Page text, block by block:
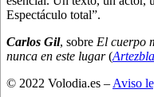
Espectáculo total”.
Carlos Gil, sobre El cuerpo
nunca en este lugar(
© 2022 Volodia.es – Aviso